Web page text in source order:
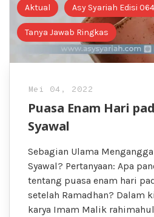
Aktual Asy Syariah Edisi 064
Tanya Jawab Ringkas
Mei 04, 2022
Puasa Enam Hari
Syawal
Sebagian Ulama
Syawal? Pertanyaan: Apa
tentang puasa enam hari
setelah Ramadhan? Dalam
karya Imam Malik